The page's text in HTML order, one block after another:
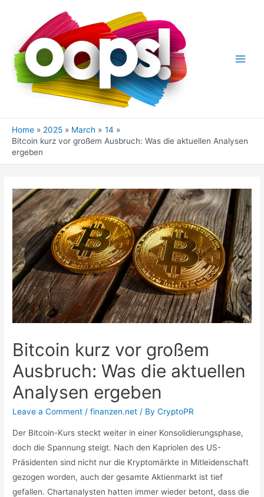
Home 2025 March
14
Bitcoin kurz vor großem Ausbruch: Was die aktuellen Analysen
ergeben
Bitcoin kurz vor großem
Ausbruch: Was die aktuellen
Analysen ergeben
Leave a Comment /finanzen.net / ByCryptoPR
Der Bitcoin-Kurs steckt weiter in einer Konsolidierungsphase,
doch die Spannung steigt. Nach den Kapriolen des US-
Präsidenten sind nicht nur die Kryptomärkte in Mitleidenschaft
gezogen worden, auch der gesamte Aktienmarkt ist tief
gefallen. Chartanalysten hatten immer wieder betont, dass die